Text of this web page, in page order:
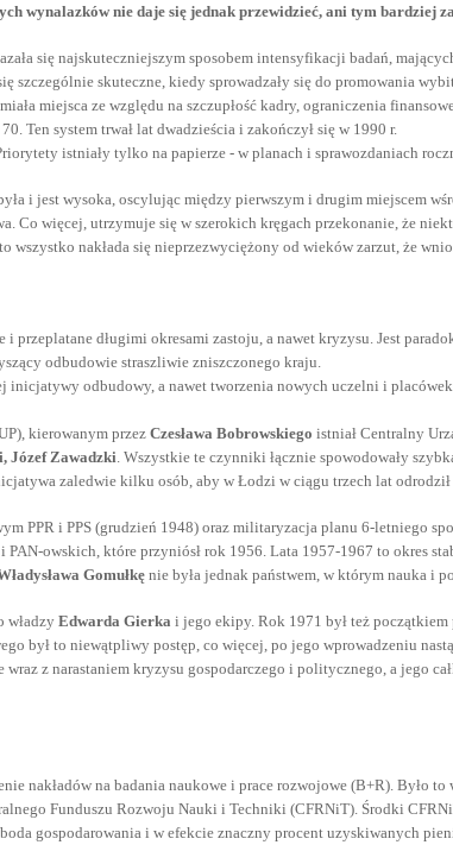
wynalazków nie daje się jednak przewidzieć, ani tym bardziej
się najskuteczniejszym sposobem intensyfikacji badań,
skuteczne, kiedy sprowadzały się do promowania
miejsca ze względu na szczupłość kadry, ograniczenia
Ten system trwał lat dwadzieścia i zakończył się w 1990 r.
istniały tylko na papierze - w planach i sprawozdaniach
i jest wysoka, oscylując między pierwszym i drugim miejscem
więcej, utrzymuje się w szerokich kręgach przekonanie, że
nakłada się nieprzezwyciężony od wieków zarzut, że
długimi okresami zastoju, a nawet kryzysu. Jest
odbudowie straszliwie zniszczonego kraju.
odbudowy, a nawet tworzenia nowych uczelni i
kierowanym przez Czesława Bobrowskiego istniał Centralny
Józef Zawadzki . Wszystkie te czynniki łącznie spowodowały
zaledwie kilku osób, aby w Łodzi w ciągu trzech lat
PPR i PPS (grudzień 1948) oraz militaryzacja planu 6-letniego
owskich, które przyniósł rok 1956. Lata 1957-1967 to okres
Gomułkęnie była jednak państwem, w którym nauka i
władzy Edwarda Gierka i jego ekipy. Rok 1971 był też
był to niewątpliwy postęp, co więcej, po jego wprowadzeniu
z narastaniem kryzysu gospodarczego i politycznego, a jego
nakładów na badania naukowe i prace rozwojowe (B+R). Było
Funduszu Rozwoju Nauki i Techniki (CFRNiT). Środki
gospodarowania i w efekcie znaczny procent uzyskiwanych